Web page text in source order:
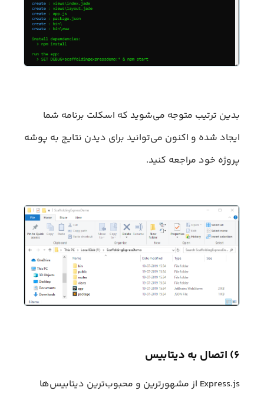
بدین ترتیب متوجه می‌شوید که اسکلت برنامه شما
ایجاد شده و اکنون می‌توانید برای دیدن نتایج به پوشه
پروژه خود مراجعه کنید.
۶) اتصال به دیتابیس
Express.js از مشهورترین و محبوب‌ترین دیتابیس‌ها